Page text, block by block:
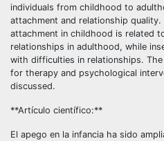
individuals from childhood to
attachment and relationship
attachment in childhood is related
relationships in adulthood, while
with difficulties in relationships.
for therapy and psychological
discussed.
**Artículo científico:**
El apego en la infancia ha sido